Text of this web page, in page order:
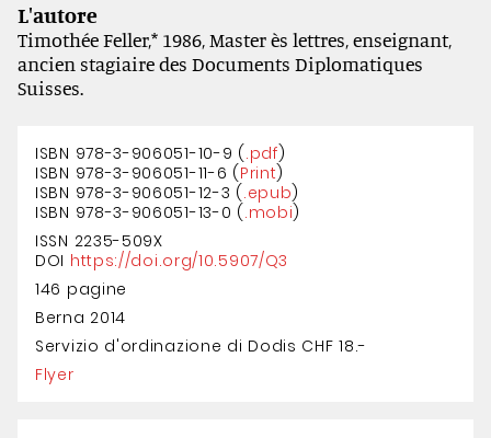
L'autore
Timothée Feller,* 1986, Master ès lettres, enseignant,
ancien stagiaire des Documents Diplomatiques
Suisses.
ISBN 978-3-906051-10-9 ( .pdf)
ISBN 978-3-906051-11-6 ( Print)
ISBN 978-3-906051-12-3 ( .epub)
ISBN 978-3-906051-13-0 ( .mobi)
ISSN 2235-509X
DOI https://doi.org/10.5907/Q3
146 pagine
Berna 2014
Servizio d'ordinazione di Dodis CHF 18.-
Flyer